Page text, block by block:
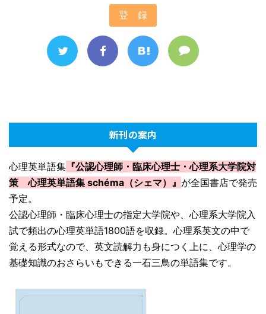
新刊の案内
心理英単語集 『公認心理師・臨床心理士・心理系大学院対
策 心理英単語集 schéma（シェマ）』 が全国書店で発売
予定。
公認心理師・臨床心理士の指定大学院や、心理系大学院入
試で頻出の心理英単語1800語を収録。心理系英文の中で
覚える形式なので、英文読解力も身につく上に、心理学の
基礎知識のおさらいもできる一石三鳥の単語集です。